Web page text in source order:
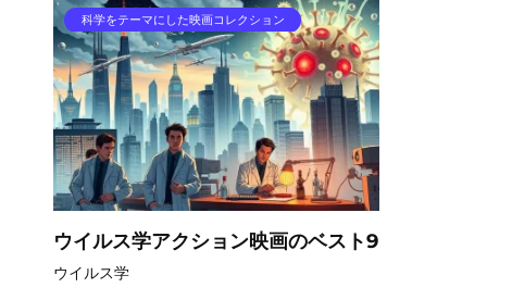
科学をテーマにした映画コレクション
ウイルス学アクション映画のベスト9
ウイルス学